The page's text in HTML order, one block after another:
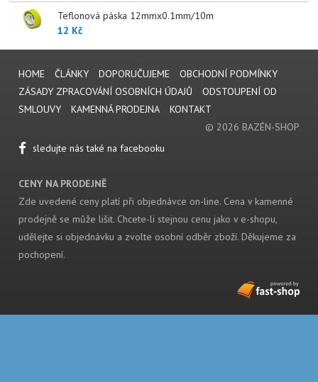
Teflonová páska 12mmx0.1mm/10m
12 Kč
HOME ČLÁNKY DOPORUČUJEME
OBCHODNÍ PODMÍNKY
ZÁSADY ZPRACOVÁNÍ OSOBNÍCH ÚDAJŮ
ODSTOUPENÍ OD
SMLOUVY
KAMENNÁ PRODEJNA
KONTAKT
© 2026 BAZÉN-SHOP
sledujte nás také na facebooku
CENY NA PRODEJNĚ
Zde uvedené ceny platí při objednávce on-line. Cena v kamenné
prodejně se může lišit. Chcete-li stejnou cenu jako v e-shopu,
udělejte si objednávku a zvolte osobní odběr zboží. Děkujeme za
pochopení.